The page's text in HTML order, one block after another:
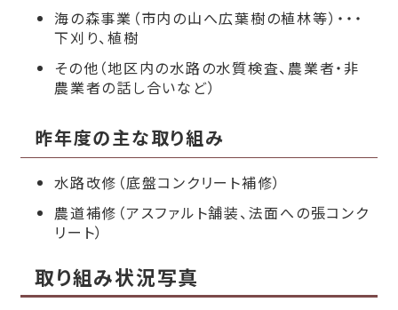
海の森事業（市内の山へ広葉樹の植林等）・・・
下刈り、植樹
その他（地区内の水路の水質検査、農業者・非
農業者の話し合いなど）
昨年度の主な取り組み
水路改修（底盤コンクリート補修）
農道補修（アスファルト舗装、法面への張コンク
リート）
取り組み状況写真